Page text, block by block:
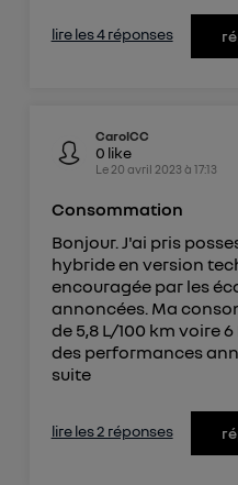
lire les 4 réponses
CarolCC
0 like
Le 20 avril 2023 à 17:13
Consommation
Bonjour. J'ai pris
hybride en version
encouragée par les
annoncées. Ma
de 5,8 L/100 km voire
des performances
suite
lire les 2 réponses
internet. Ainsi, toutes
même connexion et
attribuer le même
uniquement sur la
Vous pouvez à
consentement sur
Pour plus
Politique